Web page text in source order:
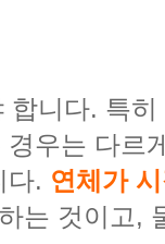
니다. 특
우는 다르
다. 연체가
는 것이고,